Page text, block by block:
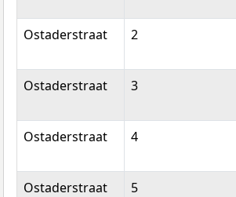
Ostaderstraat 2
Ostaderstraat 3
Ostaderstraat 4
Ostaderstraat 5